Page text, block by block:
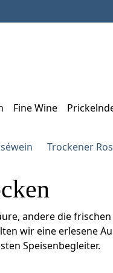
Fine Wine
Trockener
andere die
wir eine erlesene
Speisenbegleiter.